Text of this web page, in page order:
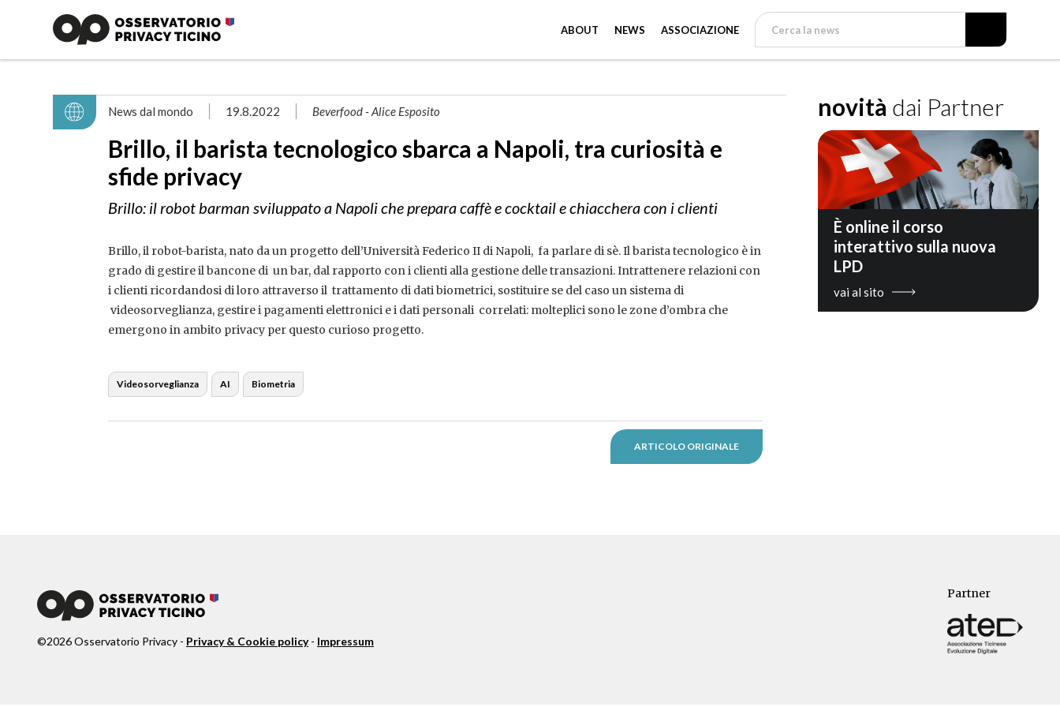
ABOUT NEWS ASSOCIAZIONE
News dal mondo 19.8.2022 Beverfood - Alice Esposito
Brillo, il barista tecnologico sbarca a Napoli, tra curiosità e
sfide privacy
Brillo: il robot barman sviluppato a Napoli che prepara caffè e cocktail e chiacchera con i clienti
Brillo, il robot-barista, nato da un progetto dell’Università Federico II di Napoli, fa parlare di sè. Il barista tecnologico è in
grado di gestire il bancone di un bar, dal rapporto con i clienti alla gestione delle transazioni. Intrattenere relazioni con
i clienti ricordandosi di loro attraverso il trattamento di dati biometrici, sostituire se del caso un sistema di
videosorveglianza, gestire i pagamenti elettronici e i dati personali correlati: molteplici sono le zone d’ombra che
emergono in ambito privacy per questo curioso progetto.
Videosorveglianza AI Biometria
ARTICOLO ORIGINALE
novità dai Partner
È online il corso
interattivo sulla nuova
LPD
vai al sito
©2026Osservatorio Privacy - Privacy & Cookie policy- Impressum
Partner